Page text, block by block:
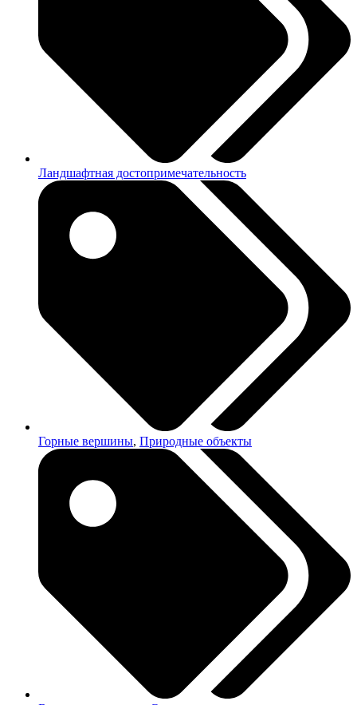
Ландшафтная достопримечательность
Горные вершины, Природные объекты